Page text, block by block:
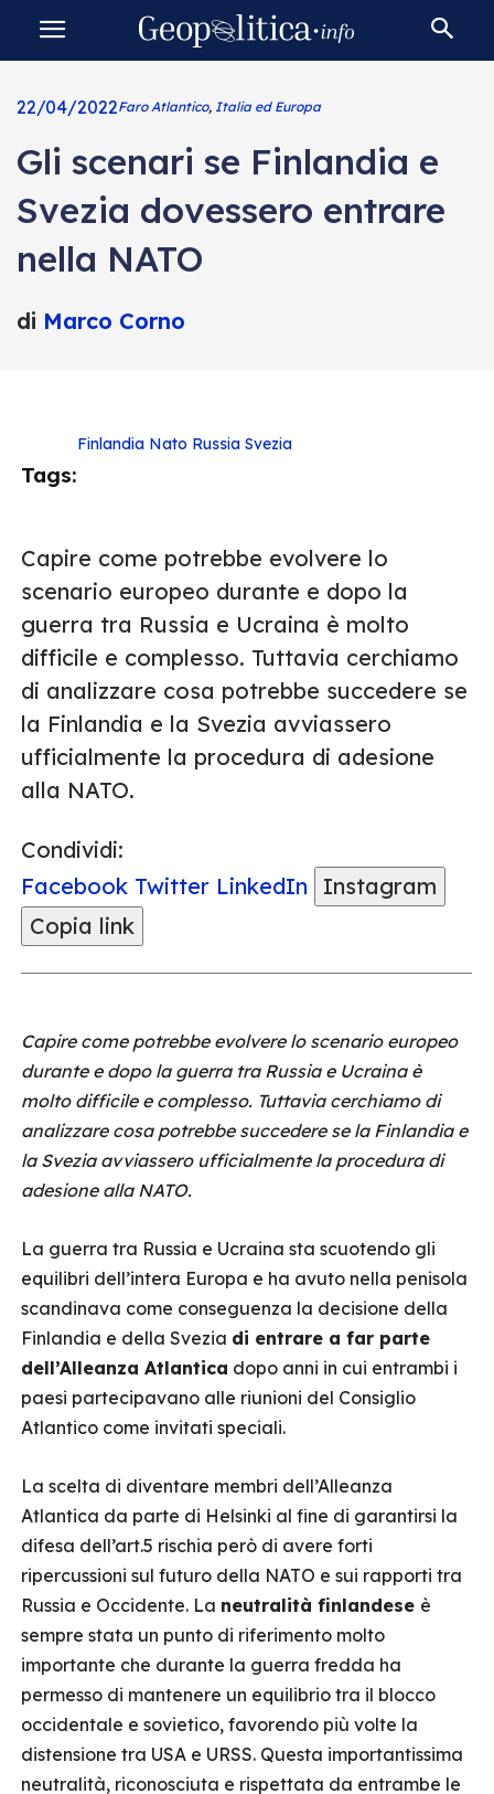
22/04/2022Faro Atlantico, Italia ed Europa
Gli scenari se Finlandia e
Svezia dovessero entrare
nella NATO
di Marco Corno
Tags:
Finlandia Nato Russia Svezia
Capire come potrebbe evolvere lo
scenario europeo durante e dopo la
guerra tra Russia e Ucraina è molto
difficile e complesso. Tuttavia cerchiamo
di analizzare cosa potrebbe succedere se
la Finlandia e la Svezia avviassero
ufficialmente la procedura di adesione
alla NATO.
Condividi:
Facebook Twitter LinkedIn
Instagram
Copia link
Capire come potrebbe evolvere lo scenario europeo
durante e dopo la guerra tra Russia e Ucraina è
molto difficile e complesso. Tuttavia cerchiamo di
analizzare cosa potrebbe succedere se la Finlandia e
la Svezia avviassero ufficialmente la procedura di
adesione alla NATO.
La guerra tra Russia e Ucraina sta scuotendo gli
equilibri dell’intera Europa e ha avuto nella penisola
scandinava come conseguenza la decisione della
Finlandia e della Svezia di entrare a far parte
dell’Alleanza Atlantica dopo anni in cui entrambi i
paesi partecipavano alle riunioni del Consiglio
Atlantico come invitati speciali.
La scelta di diventare membri dell’Alleanza
Atlantica da parte di Helsinki al fine di garantirsi la
difesa dell’art.5 rischia però di avere forti
ripercussioni sul futuro della NATO e sui rapporti tra
Russia e Occidente. La neutralità finlandese è
sempre stata un punto di riferimento molto
importante che durante la guerra fredda ha
permesso di mantenere un equilibrio tra il blocco
occidentale e sovietico, favorendo più volte la
distensione tra USA e URSS. Questa importantissima
neutralità, riconosciuta e rispettata da entrambe le